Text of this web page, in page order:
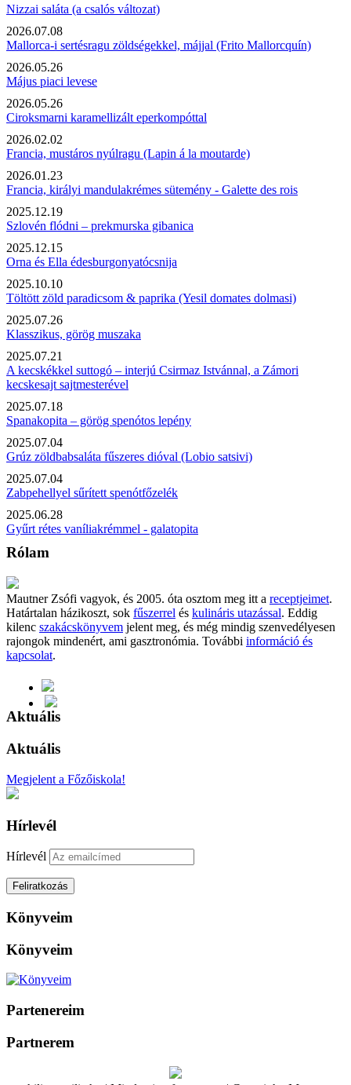
Nizzai saláta (a csalós változat)
2026.07.08
Mallorca-i sertésragu zöldségekkel, májjal (Frito Mallorcquín)
2026.05.26
Május piaci levese
2026.05.26
Ciroksmarni karamellizált eperkompóttal
2026.02.02
Francia, mustáros nyúlragu (Lapin á la moutarde)
2026.01.23
Francia, királyi mandulakrémes sütemény - Galette des rois
2025.12.19
Szlovén flódni – prekmurska gibanica
2025.12.15
Orna és Ella édesburgonyatócsnija
2025.10.10
Töltött zöld paradicsom & paprika (Yesil domates dolmasi)
2025.07.26
Klasszikus, görög muszaka
2025.07.21
A kecskékkel suttogó – interjú Csirmaz Istvánnal, a Zámori
kecskesajt sajtmesterével
2025.07.18
Spanakopita – görög spenótos lepény
2025.07.04
Grúz zöldbabsaláta fűszeres dióval (Lobio satsivi)
2025.07.04
Zabpehellyel sűrített spenótfőzelék
2025.06.28
Gyűrt rétes vaníliakrémmel - galatopita
Rólam
Mautner Zsófi vagyok, és 2005. óta osztom meg itt a receptjeimet.
Határtalan házikoszt, sok fűszerrel és kulináris utazással. Eddig
kilenc szakácskönyvem jelent meg, és még mindig szenvedélyesen
rajongok mindenért, ami gasztronómia. További információ és
kapcsolat.
Aktuális
Aktuális
Megjelent a Főzőiskola!
Hírlevél
Hírlevél
Könyveim
Könyveim
Partenereim
Partnerem